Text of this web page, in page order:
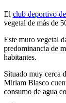
El club deportivo
vegetal de más de
Este muro vegetal
predominancia de
habitantes.
Situado muy cerca
Miriam Blasco
consumo de agua